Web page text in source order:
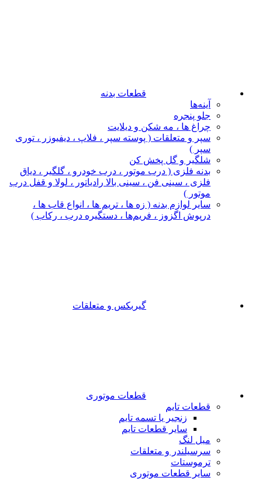
قطعات بدنه
آینه‌ها
جلو پنجره
چراغ‌ ها ، مه‌ شکن و دیلایت
سپر و متعلقات ( پوسته سپر ، فلاپ ، دیفیوزر ، توری
سپر )
شلگیر و گل‌ پخش‌ کن
بدنه فلزی ( درب موتور ، درب خودرو ، گلگیر ، دیاق
فلزی ، سینی فن ، سینی بالا رادیاتور ، لولا و قفل درب
موتور )
سایر لوازم بدنه ( زه ها ، تریم ها ، انواع قاب ها ،
درپوش اگزوز ، فریم‌ها ، دستگیره درب ، رکاب )
گیربکس و متعلقات
قطعات موتوری
قطعات تایم
زنجیر یا تسمه تایم
سایر قطعات تایم
میل لنگ
سرسیلندر و متعلقات
ترموستات
سایر قطعات موتوری